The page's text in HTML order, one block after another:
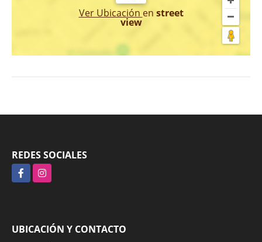
Ver Ubicación en street
view
REDES SOCIALES
FacebookInstagram
UBICACIÓN Y CONTACTO